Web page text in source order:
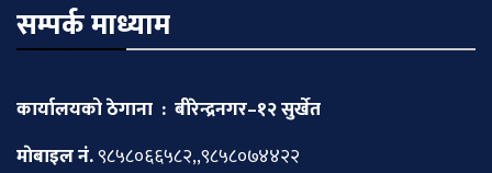
सम्पर्क माध्याम
कार्यालयको ठेगाना : बीरेन्द्रनगर–१२ सुर्खेत
माेबाइल नं.९८५८०६६५८२,,९८५८०७४४२२